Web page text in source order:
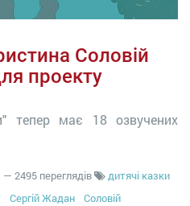
Соловій
проекту
тепер має 18 озвучених
— 2495 переглядів
дитячі казки
Сергій Жадан Соловій